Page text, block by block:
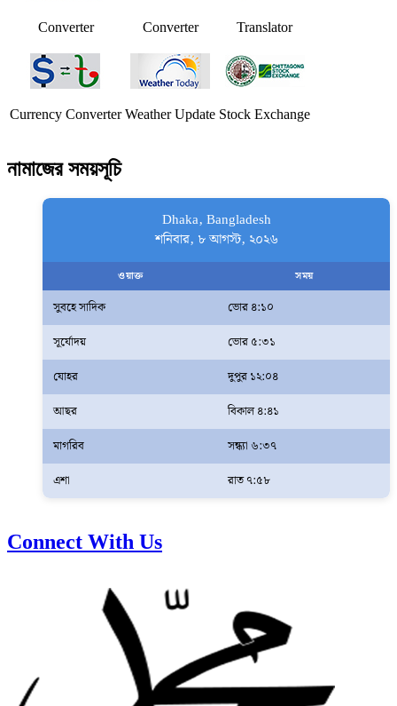
Converter Converter Translator
Currency Converter Weather Update Stock Exchange
নামাজের সময়সূচি
Dhaka, Bangladesh
শনিবার, ৮ আগস্ট, ২০২৬
ওয়াক্ত সময়
সুবহে সাদিক
ভোর ৪:১০
সূর্যোদয়
ভোর ৫:৩১
যোহর
দুপুর ১২:০৪
আছর
বিকাল ৪:৪১
মাগরিব
সন্ধ্যা ৬:৩৭
এশা
রাত ৭:৫৮
Connect With Us